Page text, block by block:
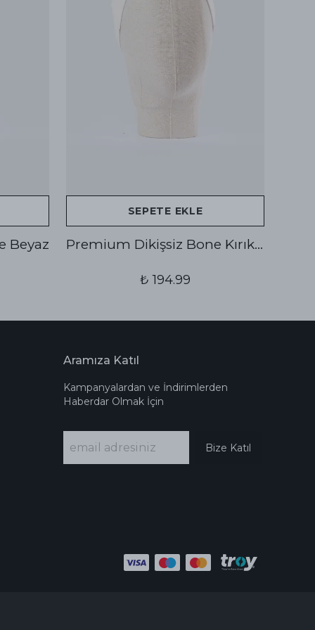
Beyaz
SEPETE EKLE
Premium Dikişsiz Bone Kırık Beyaz
₺ 194.99
Aramıza Katıl
Kampanyalardan ve İndirimlerden
Haberdar Olmak İçin
Bize Katıl